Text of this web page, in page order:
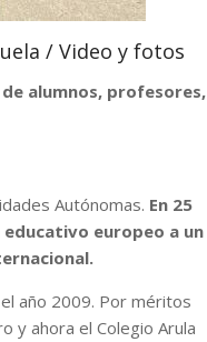
/ Video y fotos
alumnos, profesores,
Autónomas. En 25
educativo europeo a un
año 2009. Por méritos
y ahora el Colegio Arula